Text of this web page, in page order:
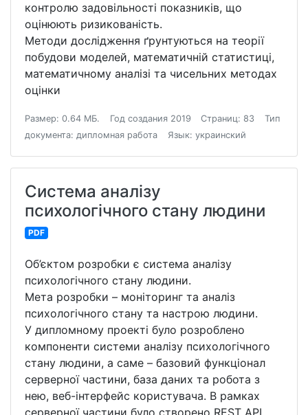
контролю задовільності показників, що
оцінюють ризикованість.
Методи дослідження ґрунтуються на теорії
побудови моделей, математичній статистиці,
математичному аналізі та чисельних методах
оцінки
Размер: 0.64 МБ. Год создания 2019 Страниц: 83
Тип
документа: дипломная работа
Язык: украинский
Система аналізу
психологічного стану людини
PDF
Об’єктом розробки є система аналізу
психологічного стану людини.
Мета розробки – моніторинг та аналіз
психологічного стану та настрою людини.
У дипломному проекті було розроблено
компоненти системи аналізу психологічного
стану людини, а саме – базовий функціонал
серверної частини, база даних та робота з
нею, веб-інтерфейс користувача. В рамках
серверної частини було створено REST API,